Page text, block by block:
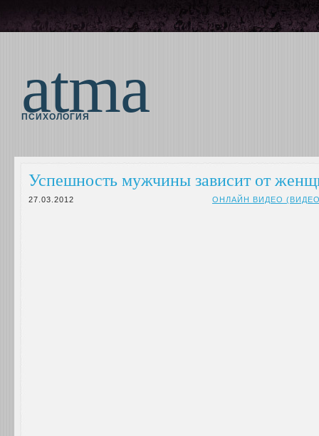
atma
ПСИХОЛОГИЯ
Успешность мужчины зависит от
27.03.2012 ОНЛАЙН ВИДЕО